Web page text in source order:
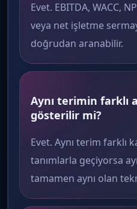
Evet. EBITDA, WACC,
veya net işletme
doğrudan aranabilir.
Aynı terimin farklı
gösterilir mi?
Evet. Aynı terim farklı
tanımlarla geçiyorsa
tamamen aynı olan